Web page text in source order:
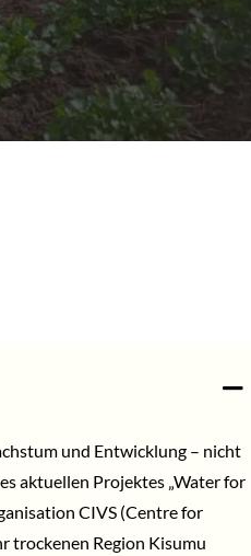
und Entwicklung – nicht
aktuellen Projektes „Water for
CIVS (Centre for
trockenen Region Kisumu